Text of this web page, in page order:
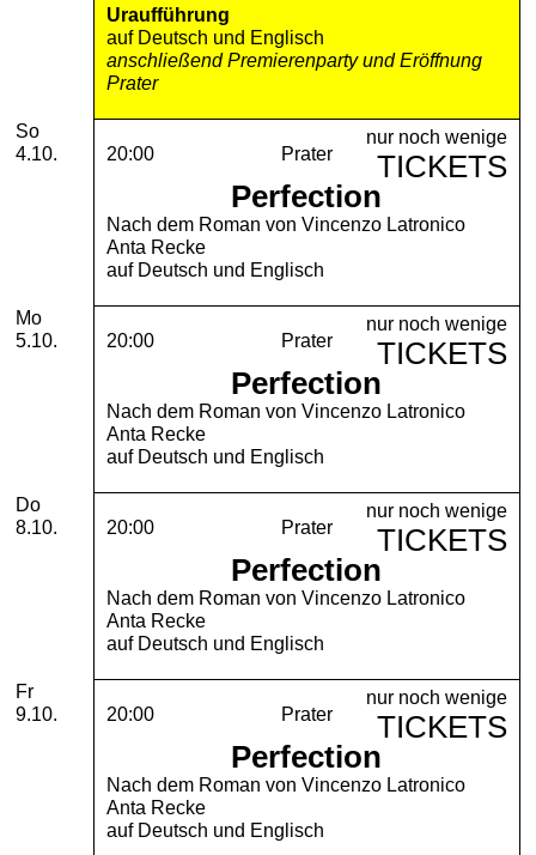
Uraufführung
auf Deutsch und Englisch
anschließend Premierenparty und Eröffnung
Prater
Sonntag, 04. Oktober 2026
So
4.10.
20:00 Prater
Perfection
Nach dem Roman von Vincenzo Latronico
Anta Recke
auf Deutsch und Englisch
nur noch wenige
TICKETS
Montag, 05. Oktober 2026
Mo
5.10.
20:00 Prater
Perfection
Nach dem Roman von Vincenzo Latronico
Anta Recke
auf Deutsch und Englisch
nur noch wenige
TICKETS
Donnerstag, 08. Oktober 2026
Do
8.10.
20:00 Prater
Perfection
Nach dem Roman von Vincenzo Latronico
Anta Recke
auf Deutsch und Englisch
nur noch wenige
TICKETS
Freitag, 09. Oktober 2026
Fr
9.10.
20:00 Prater
Perfection
Nach dem Roman von Vincenzo Latronico
Anta Recke
auf Deutsch und Englisch
nur noch wenige
TICKETS